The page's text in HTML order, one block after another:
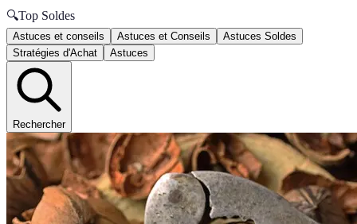
🔍Top Soldes
Astuces et conseils Astuces et Conseils
Astuces Soldes
Stratégies d'Achat
Astuces
Rechercher